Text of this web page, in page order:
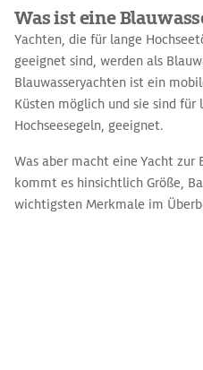
Was ist eine
Yachten, die für lange
geeignet sind, werden als
Blauwasseryachten ist ein
Küsten möglich und sie sind für
Hochseesegeln, geeignet.
Was aber macht eine Yacht zur
kommt es hinsichtlich Größe,
wichtigsten Merkmale im